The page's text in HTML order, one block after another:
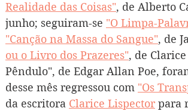
Realidade das Coisas", de Alberto
junho; seguiram-se "O Limpa-
"Canção na Massa do Sangue", de
ou o Livro dos Prazeres", de
Pêndulo", de Edgar Allan Poe,
desse mês regressou com "Os
da escritora Clarice Lispector para